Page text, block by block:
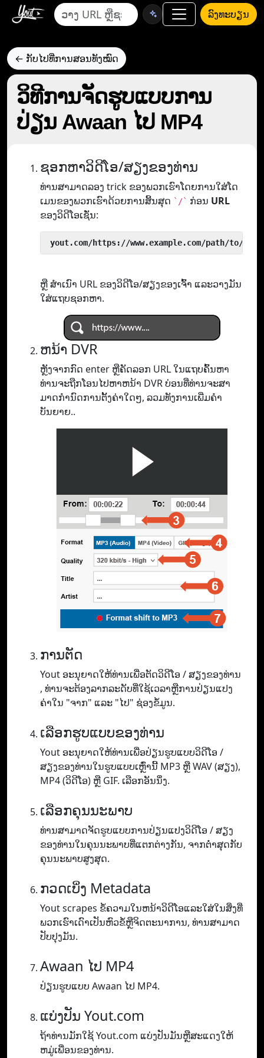
ລົງທະບຽນ
← ກັບໄປທີ່ການສອນທັງໝົດ
ວິທີການຈັດຮູບແບບການ
ປ່ຽນ Awaan ໄປ MP4
ຊອກຫາວິດີໂອ/ສຽງຂອງທ່ານ
ທ່ານສາມາດລອງ trick ຂອງພວກເຮົາໂດຍການໃສ່ໂດ
ເມນຂອງພວກເຮົາດ້ວຍການສິ້ນສຸດ `/` ກ່ອນ URL
ຂອງວິດີໂອເຊັ່ນ:
yout.com/https://www.example.com/path/to/
ຫຼື ສຳເນົາ URL ຂອງວິດີໂອ/ສຽງຂອງເຈົ້າ ແລະວາງມັນ
ໃສ່ແຖບຊອກຫາ.
ຫນ້າ DVR
ຫຼັງຈາກກົດ enter ຫຼືຄັດລອກ URL ໃນແຖບຄົ້ນຫາ
ທ່ານຈະຖືກໂອນໄປຫາຫນ້າ DVR ບ່ອນທີ່ທ່ານຈະສາ
ມາດກໍານົດການຕັ້ງຄ່າໃດໆ, ລວມທັງການເພີ່ມຄໍາ
ບັນຍາຍ..
ການຕັດ
Yout ອະ​ນຸ​ຍາດ​ໃຫ້​ທ່ານ​ເພື່ອ​ຕັດ​ວິ​ດີ​ໂອ / ສຽງ​ຂອງ​ທ່ານ​
, ທ່ານ​ຈະ​ຕ້ອງ​ລາກ​ລະ​ດັບ​ທີ່​ໃຊ້​ເວ​ລາ​ຫຼື​ການ​ປ່ຽນ​ແປງ​
ຄ່າ​ໃນ "ຈາກ​" ແລະ "ໄປ​" ຊ່ອງ​ຂໍ້​ມູນ.
ເລືອກຮູບແບບຂອງທ່ານ
Yout ອະ​ນຸ​ຍາດ​ໃຫ້​ທ່ານ​ເພື່ອ​ປ່ຽນ​ຮູບ​ແບບ​ວິ​ດີ​ໂອ /
ສຽງ​ຂອງ​ທ່ານ​ໃນ​ຮູບ​ແບບ​ເຫຼົ່າ​ນີ້ MP3 ຫຼື WAV (ສຽງ​)​,
MP4 (ວິ​ດີ​ໂອ​) ຫຼື GIF​. ເລືອກອັນນຶ່ງ.
ເລືອກຄຸນນະພາບ
ທ່ານ​ສາ​ມາດ​ຈັດ​ຮູບ​ແບບ​ການ​ປ່ຽນ​ແປງ​ວິ​ດີ​ໂອ / ສຽງ​
ຂອງ​ທ່ານ​ໃນ​ຄຸນ​ນະ​ພາບ​ທີ່​ແຕກ​ຕ່າງ​ກັນ​, ຈາກ​ຕ​່​ໍາ​ສຸດ​ກັບ​
ຄຸນ​ນະ​ພາບ​ສູງ​ສຸດ​.
ກວດເບິ່ງ Metadata
Yout scrapes ຂໍ້ຄວາມໃນຫນ້າວິດີໂອແລະໃສ່ໃນສິ່ງທີ່
ພວກເຮົາເດົາເປັນຫົວຂໍ້ຫຼືຈິດຕະນາການ, ທ່ານສາມາດ
ປັບປຸງມັນ.
Awaan ໄປ MP4
ປ່ຽນຮູບແບບ Awaan ໄປ MP4.
ແບ່ງປັນ Yout.com
ຖ້າທ່ານມັກໃຊ້ Yout.com ແບ່ງປັນມັນຫຼືສະແດງໃຫ້
ຫມູ່ເພື່ອນຂອງທ່ານ.